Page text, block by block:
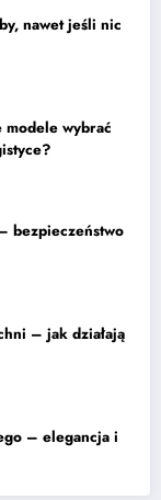
nawet jeśli nic
wybrać
bezpieczeństwo
– jak działają
– elegancja i